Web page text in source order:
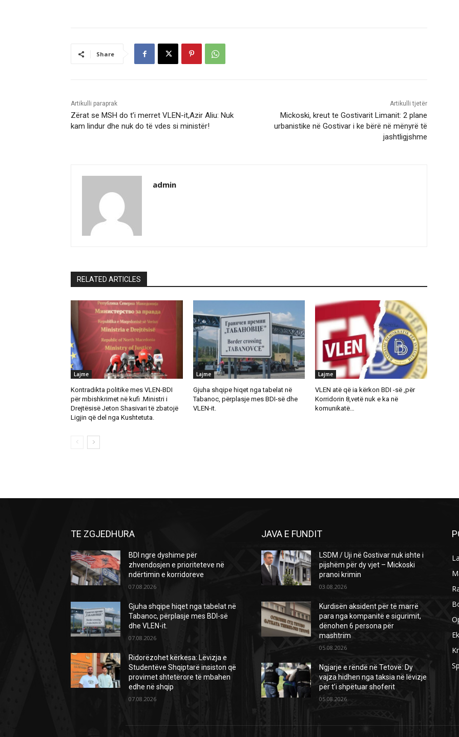
Share
Artikulli paraprak
Zërat se MSH do t’i merret VLEN-it,Azir Aliu: Nuk
kam lindur dhe nuk do të vdes si ministër!
Artikulli tjetër
Mickoski, kreut te Gostivarit Limanit: 2 plane
urbanistike në Gostivar i ke bërë në mënyrë të
jashtligjshme
admin
RELATED ARTICLES
Lajme
Kontradikta politike mes VLEN-BDI
për mbishkrimet në kufi .Ministri i
Drejtësisë Jeton Shasivari të zbatojë
Ligjin që del nga Kushtetuta.
Lajme
Gjuha shqipe hiqet nga tabelat në
Tabanoc, përplasje mes BDI-së dhe
VLEN-it.
Lajme
VLEN atë që ia kërkon BDI -së ,për
Korridorin 8,vetë nuk e ka në
komunikatë…
TE ZGJEDHURA
BDI ngre dyshime për
zhvendosjen e prioriteteve në
ndërtimin e korridoreve
07.08.2026
Gjuha shqipe hiqet nga tabelat në
Tabanoc, përplasje mes BDI-së
dhe VLEN-it.
07.08.2026
Ridorëzohet kërkesa: Lëvizja e
Studentëve Shqiptarë insiston që
provimet shtetërore të mbahen
edhe në shqip
07.08.2026
JAVA E FUNDIT
LSDM / Uji në Gostivar nuk ishte i
pijshëm për dy vjet – Mickoski
pranoi krimin
03.08.2026
Kurdisën aksident për të marrë
para nga kompanitë e sigurimit,
dënohen 6 persona për
mashtrim
05.08.2026
Ngjarje e rëndë në Tetovë: Dy
vajza hidhen nga taksia në lëvizje
për t’i shpëtuar shoferit
05.08.2026